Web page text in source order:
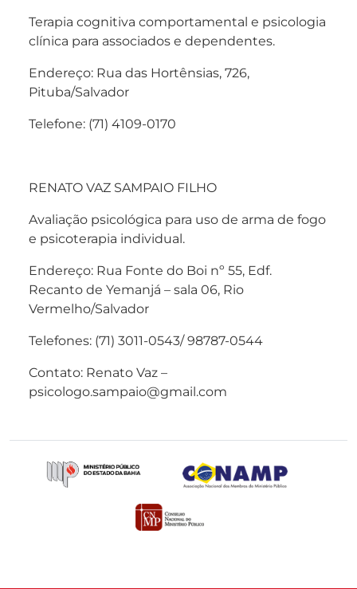
Terapia cognitiva comportamental e psicologia
clínica para associados e dependentes.
Endereço: Rua das Hortênsias, 726,
Pituba/Salvador
Telefone: (71) 4109-0170
RENATO VAZ SAMPAIO FILHO
Avaliação psicológica para uso de arma de fogo
e psicoterapia individual.
Endereço: Rua Fonte do Boi nº 55, Edf.
Recanto de Yemanjá – sala 06, Rio
Vermelho/Salvador
Telefones: (71) 3011-0543/ 98787-0544
Contato: Renato Vaz –
psicologo.sampaio@gmail.com